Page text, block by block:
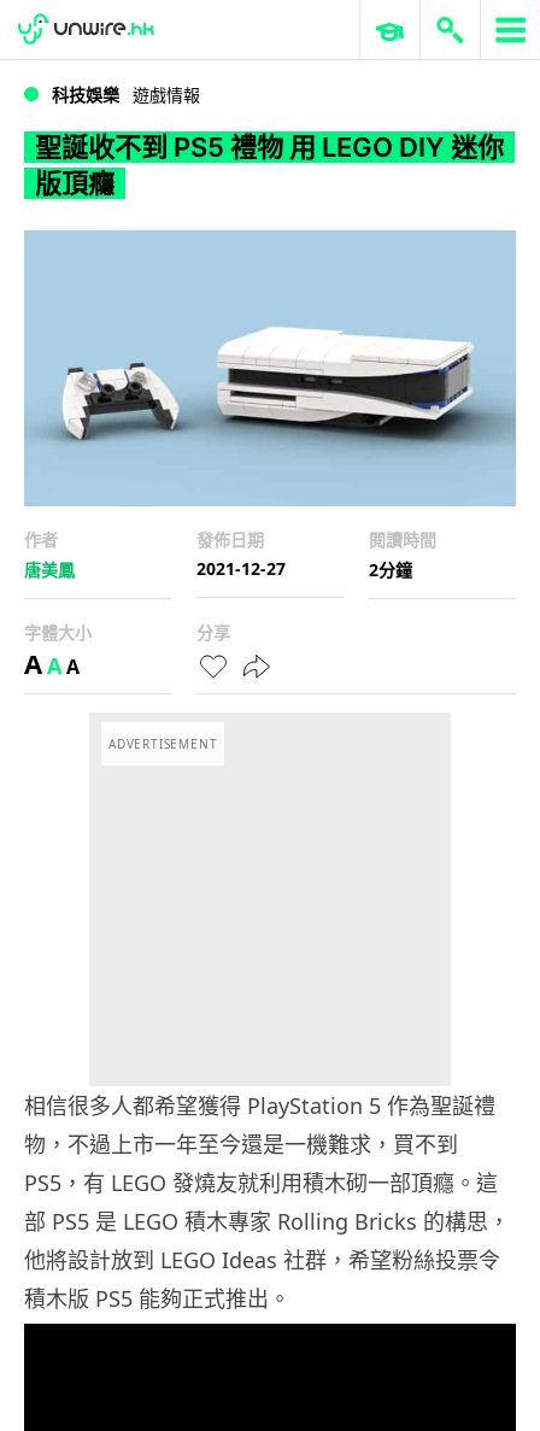
WWDC 2026 ERP 與商業 AI
科技娛樂 遊戲情報
聖誕收不到 PS5 禮物 用 LEGO DIY 迷你
版頂癮
作者
唐美鳳
發佈日期
2021-12-27
閱讀時間
2分鐘
字體大小
AAA
分享
ADVERTISEMENT
相信很多人都希望獲得 PlayStation 5 作為聖誕禮
物，不過上市一年至今還是一機難求，買不到
PS5，有 LEGO 發燒友就利用積木砌一部頂癮。這
部 PS5 是 LEGO 積木專家 Rolling Bricks 的構思，
他將設計放到 LEGO Ideas 社群，希望粉絲投票令
積木版 PS5 能夠正式推出。